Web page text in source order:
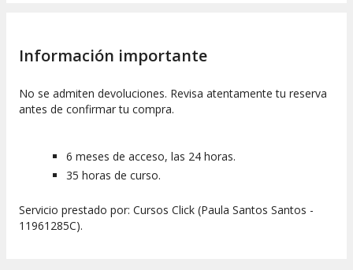
Información importante
No se admiten devoluciones. Revisa atentamente tu reserva
antes de confirmar tu compra.
6 meses de acceso, las 24 horas.
35 horas de curso.
Servicio prestado por: Cursos Click (Paula Santos Santos -
11961285C).